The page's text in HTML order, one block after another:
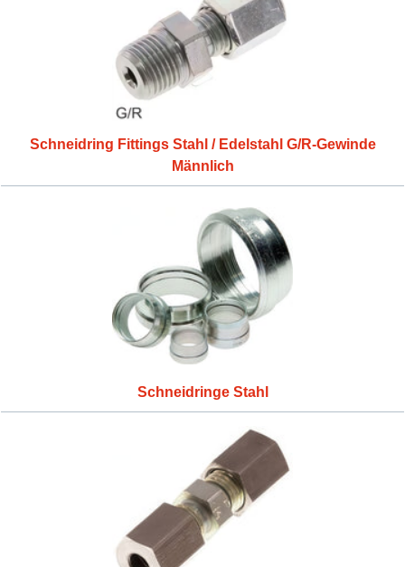
Schneidring Fittings Stahl / Edelstahl G/R-Gewinde
Männlich
Schneidringe Stahl